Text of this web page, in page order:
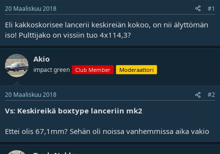
k
e
u
n
a
l
o
i
t
t
a
a
p
ä
v
ä
ä
20 Maaliskuu 2018 #1
Eli kakkoskorisee lancerii keskireiän kokoo, on nii älyttömän
iso! Pulttijako on vissiin tuo 4x114,3?
Akio
impact green Club Member Moderaattori
20 Maaliskuu 2018 #2
Vs: Keskireikä boxtype lanceriin mk2
Ettei olis 67,1mm? Sehän oli noissa vanhemmissa aika vakio